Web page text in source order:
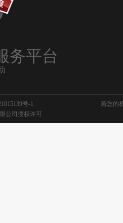
务平台
号-1
若您的
限公司授权许可